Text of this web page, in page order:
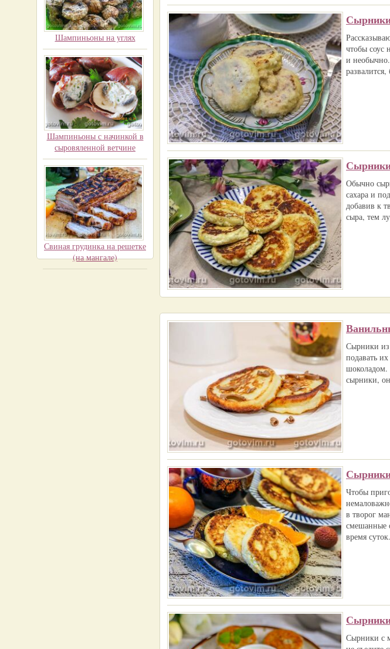
Шампиньоны на углях
Шампиньоны с начинкой в
сыровяленной ветчине
Свиная грудинка на решетке
(на мангале)
чтобы соус
и
Обычно
сахара и
добавив к
сыра, тем
Сырники из
подавать
шоколадом.
сырники,
Чтобы
в творог
смешанные
время
Сырники с